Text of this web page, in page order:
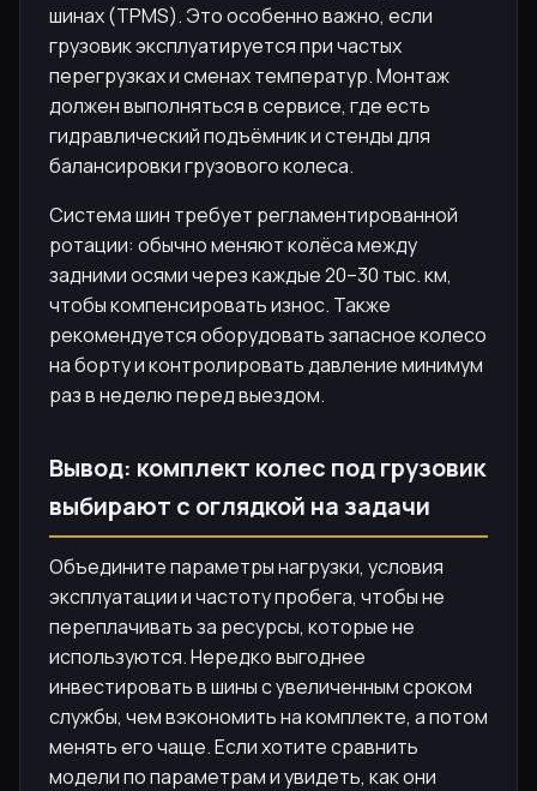
шинах (TPMS). Это особенно важно, если
грузовик эксплуатируется при частых
перегрузках и сменах температур. Монтаж
должен выполняться в сервисе, где есть
гидравлический подъёмник и стенды для
балансировки грузового колеса.
Система шин требует регламентированной
ротации: обычно меняют колёса между
задними осями через каждые 20–30 тыс. км,
чтобы компенсировать износ. Также
рекомендуется оборудовать запасное колесо
на борту и контролировать давление минимум
раз в неделю перед выездом.
Вывод: комплект колес под грузовик
выбирают с оглядкой на задачи
Объедините параметры нагрузки, условия
эксплуатации и частоту пробега, чтобы не
переплачивать за ресурсы, которые не
используются. Нередко выгоднее
инвестировать в шины с увеличенным сроком
службы, чем вэкономить на комплекте, а потом
менять его чаще. Если хотите сравнить
модели по параметрам и увидеть, как они